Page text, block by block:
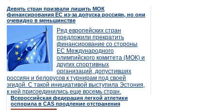
Девять стран призвали лишить МОК
финансирования ЕС из-за допуска россиян, но они
очевидно в меньшинстве
Ряд европейских стран
предложили прекратить
финансирование со стороны
ЕС Международного
олимпийского комитета (МОК) и
других спортивных
организаций, допустивших
россиян и белорусов к турнирам под своей
эгидой. С такой инициативой выступила Эстония,
к ней присоединились еще восемь стран.
Всероссийская федерация легкой атлетики
оспорила в CAS продление отстранения